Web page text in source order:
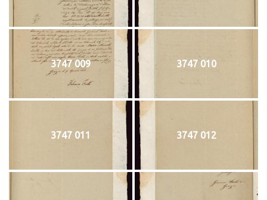
3747 009 3747 010
3747 011 3747 012